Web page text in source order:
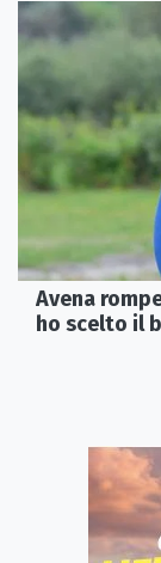
Avena
ho scelto il